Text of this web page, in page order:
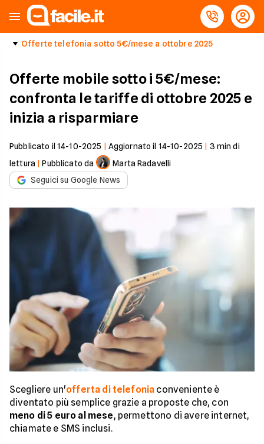
Offerte telefonia sotto 5€/mese a ottobre 2025
Offerte mobile sotto i 5€/mese:
confronta le tariffe di ottobre 2025 e
inizia a risparmiare
Pubblicato il 14-10-2025 Aggiornato il 14-10-2025 3 min di
lettura |Pubblicato da
Marta Radavelli
Seguici su Google News
Scegliere un'offerta di telefonia conveniente è
diventato più semplice grazie a proposte che, con
meno di 5 euro al mese, permettono di avere internet,
chiamate e SMS inclusi.